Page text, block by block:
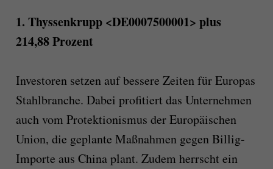
1. Thyssenkrupp <DE0007500001> plus
214,88 Prozent
Investoren setzen auf bessere Zeiten für Europas
Stahlbranche. Dabei profitiert das Unternehmen
auch vom Protektionismus der Europäischen
Union, die geplante Maßnahmen gegen Billig-
Importe aus China plant. Zudem herrscht ein